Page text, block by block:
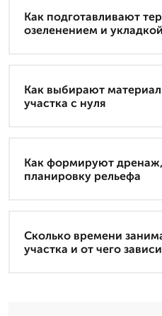
Как подготавливают
озеленением и
Как выбирают
участка с нуля
Как формируют
планировку рельефа
Сколько времени
участка и от чего